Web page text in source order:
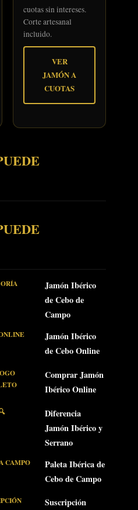
cuotas sin intereses.
Corte artesanal
incluido.
VER
JAMÓN A
CUOTAS
Jamón Ibérico
de Cebo de
Campo
Jamón Ibérico
de Cebo Online
Comprar Jamón
Ibérico Online
Diferencia
Jamón Ibérico y
Serrano
CAMPO
Paleta Ibérica de
Cebo de Campo
Suscripción